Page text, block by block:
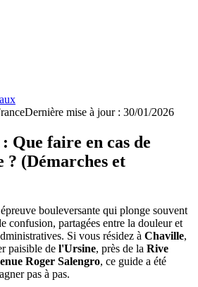
Dernière mise à jour : 30/01/2026
Que faire en cas de
? (Démarches et
bouleversante qui plonge souvent
confusion, partagées entre la douleur et
Si vous résidez à Chaville,
paisible de l'Ursine, près de la Rive
Roger Salengro, ce guide a été
pas à pas.